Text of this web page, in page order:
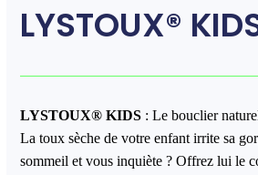
LYSTOUX®
LYSTOUX® KIDS : Le bouclier
La toux sèche de votre enfant irrite sa
sommeil et vous inquiète ? Offrez lui le